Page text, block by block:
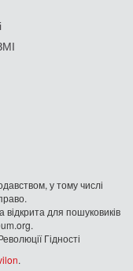
у тому числі
для пошуковиків
Гідності
.